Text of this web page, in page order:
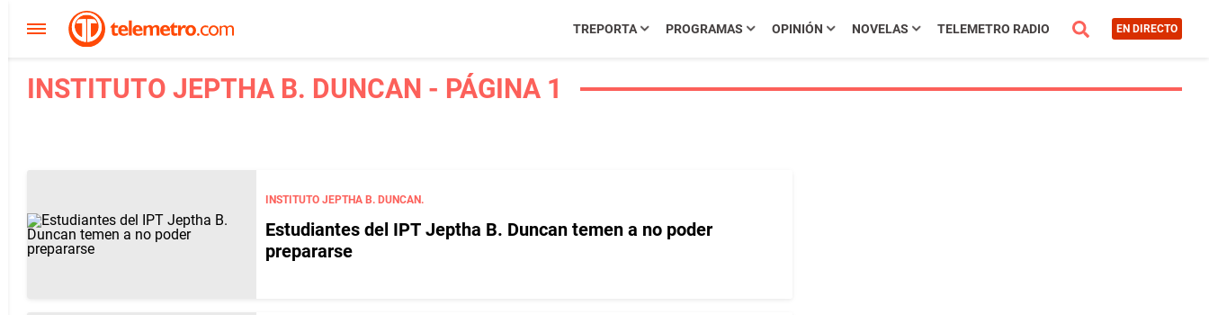
TREPORTA PROGRAMAS OPINIÓN NOVELAS TELEMETRO RADIO EN DIRECTO
INSTITUTO JEPTHA B. DUNCAN - PÁGINA 1
INSTITUTO JEPTHA B. DUNCAN.
Estudiantes del IPT Jeptha B. Duncan temen a no poder
prepararse